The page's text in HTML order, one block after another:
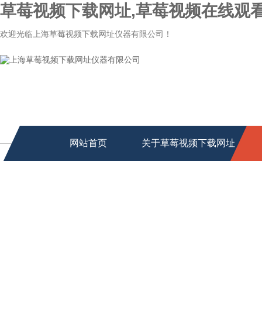
草莓视频下载网址,草莓视频在线观
欢迎光临上海草莓视频下载网址仪器有限公司！
网站首页 关于草莓视频下载网址